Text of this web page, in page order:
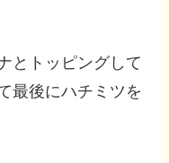
とトッピングして
最後にハチミツを